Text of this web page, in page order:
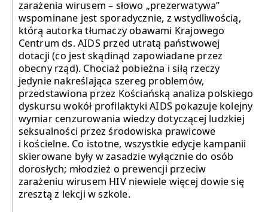
zarażenia wirusem – słowo „prezerwatywa”
wspominane jest sporadycznie, z wstydliwością,
którą autorka tłumaczy obawami Krajowego
Centrum ds. AIDS przed utratą państwowej
dotacji (co jest skądinąd zapowiadane przez
obecny rząd). Chociaż pobieżna i siłą rzeczy
jedynie nakreślająca szereg problemów,
przedstawiona przez Kościańską analiza polskiego
dyskursu wokół profilaktyki AIDS pokazuje kolejny
wymiar cenzurowania wiedzy dotyczącej ludzkiej
seksualności przez środowiska prawicowe
i kościelne. Co istotne, wszystkie edycje kampanii
skierowane były w zasadzie wyłącznie do osób
dorosłych; młodzież o prewencji przeciw
zarażeniu wirusem HIV niewiele więcej dowie się
zresztą z lekcji w szkole.